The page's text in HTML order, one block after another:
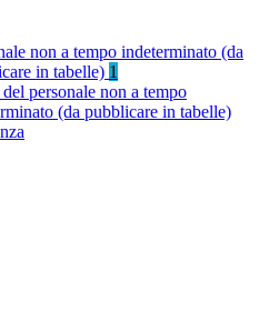
non a tempo indeterminato (da
in tabelle) 1
personale non a tempo
(da pubblicare in tabelle)